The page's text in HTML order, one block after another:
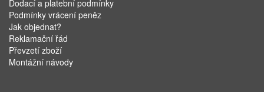
Dodací a platební podmínky
Podmínky vrácení peněz
Jak objednat?
Reklamační řád
Převzetí zboží
Montážní návody